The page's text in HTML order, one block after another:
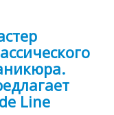
Line